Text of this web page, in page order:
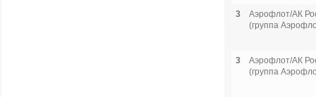
3
Аэрофлот/АК
(группа
3
Аэрофлот/АК
(группа